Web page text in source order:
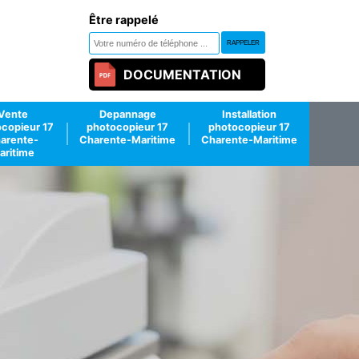
Être rappelé
DOCUMENTATION
17
Depannage
photocopieur 17
Charente-Maritime
Installation
photocopieur 17
Charente-Maritime